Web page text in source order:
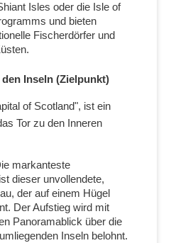
Isles oder die Isle of
und bieten
Fischerdörfer und
Inseln (Zielpunkt)
of Scotland", ist ein
Tor zu den Inneren
markanteste
dieser unvollendete,
der auf einem Hügel
Der Aufstieg wird mit
Panoramablick über die
Inseln belohnt.